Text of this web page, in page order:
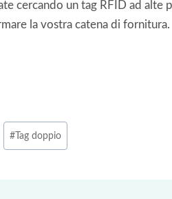
cercando un tag RFID ad
la vostra catena di fornitura.
# Tag doppio